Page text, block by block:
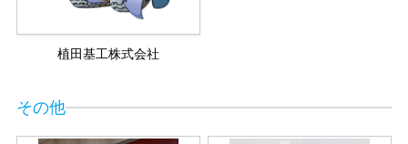
植田基工株式会社
その他